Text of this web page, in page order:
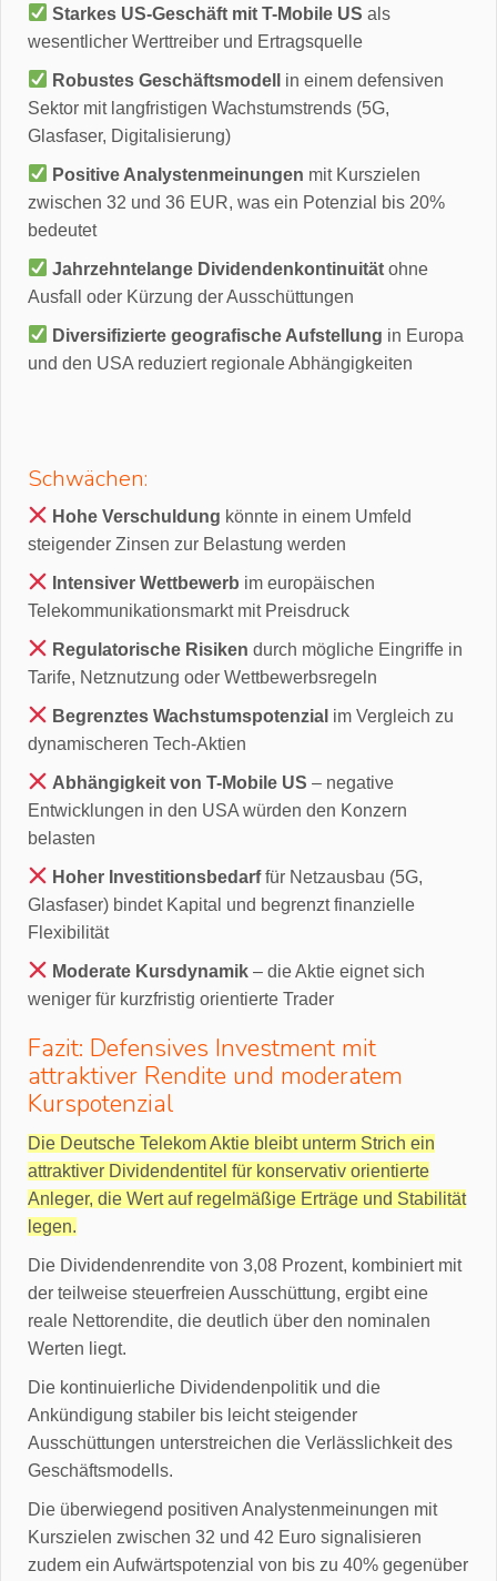
Starkes US-Geschäft mit T-Mobile US als
wesentlicher Werttreiber und Ertragsquelle
Robustes Geschäftsmodell
in einem defensiven
Sektor mit langfristigen Wachstumstrends (5G,
Glasfaser, Digitalisierung)
Positive Analystenmeinungen mit Kurszielen
zwischen 32 und 36 EUR, was ein Potenzial bis 20%
bedeutet
Jahrzehntelange Dividendenkontinuität ohne
Ausfall oder Kürzung der Ausschüttungen
Diversifizierte geografische Aufstellung in Europa
und den USA reduziert regionale Abhängigkeiten
Schwächen:
Hohe Verschuldung könnte in einem Umfeld
steigender Zinsen zur Belastung werden
Intensiver Wettbewerb im europäischen
Telekommunikationsmarkt mit Preisdruck
Regulatorische Risiken durch mögliche Eingriffe in
Tarife, Netznutzung oder Wettbewerbsregeln
Begrenztes Wachstumspotenzial im Vergleich zu
dynamischeren Tech-Aktien
Abhängigkeit von T-Mobile US – negative
Entwicklungen in den USA würden den Konzern
belasten
Hoher Investitionsbedarffür Netzausbau (5G,
Glasfaser) bindet Kapital und begrenzt finanzielle
Flexibilität
Moderate Kursdynamik – die Aktie eignet sich
weniger für kurzfristig orientierte Trader
Fazit: Defensives Investment mit
attraktiver Rendite und moderatem
Kurspotenzial
Die Deutsche Telekom Aktie bleibt unterm Strich ein
attraktiver Dividendentitel für konservativ orientierte
Anleger, die Wert auf regelmäßige Erträge und Stabilität
legen.
Die Dividendenrendite von 3,08 Prozent, kombiniert mit
der teilweise steuerfreien Ausschüttung, ergibt eine
reale Nettorendite, die deutlich über den nominalen
Werten liegt.
Die kontinuierliche Dividendenpolitik und die
Ankündigung stabiler bis leicht steigender
Ausschüttungen unterstreichen die Verlässlichkeit des
Geschäftsmodells.
Die überwiegend positiven Analystenmeinungen mit
Kurszielen zwischen 32 und 42 Euro signalisieren
zudem ein Aufwärtspotenzial von bis zu 40% gegenüber